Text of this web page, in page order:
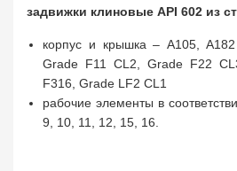
задвижки клиновые API 602 из
корпус и крышка – A105,
Grade F11 CL2, Grade F22
F316, Grade LF2 CL1
рабочие элементы в
9, 10, 11, 12, 15, 16.